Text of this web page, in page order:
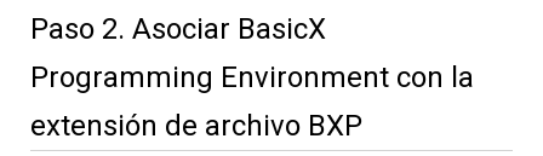
Paso 2. Asociar BasicX
Programming Environment con la
extensión de archivo BXP